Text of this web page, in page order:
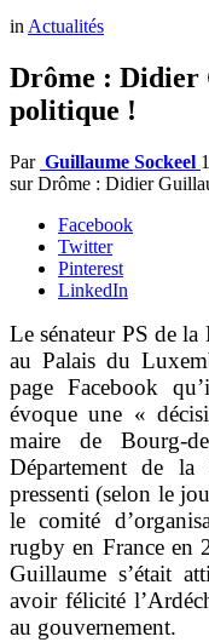
inActualités
Drôme : Didier
politique !
Par Guillaume Sockeel
sur Drôme : Didier
Facebook
Twitter
Pinterest
LinkedIn
Le sénateur PS de
au Palais du
page Facebook
évoque une «
maire de Bourg-
Département de
pressenti (selon le
le comité
rugby en France en
Guillaume s’était
avoir félicité
au gouvernement.